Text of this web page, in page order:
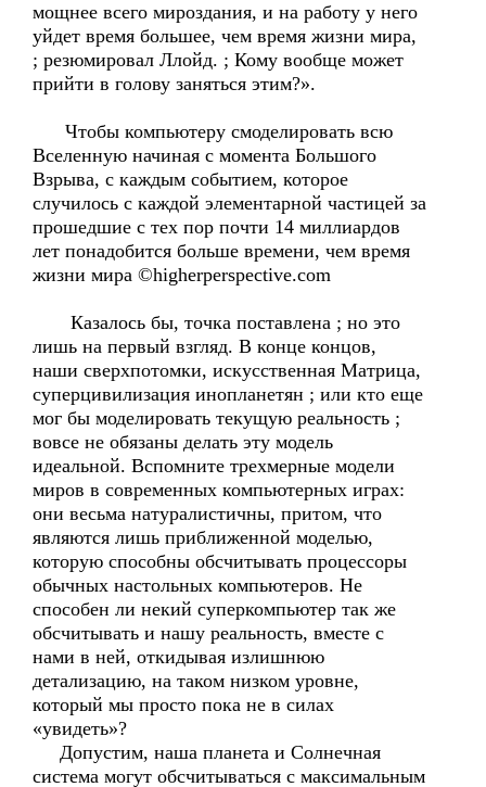
мощнее всего мироздания, и на работу у него
уйдет время большее, чем время жизни мира,
; резюмировал Ллойд. ; Кому вообще может
прийти в голову заняться этим?».
Чтобы компьютеру смоделировать всю
Вселенную начиная с момента Большого
Взрыва, с каждым событием, которое
случилось с каждой элементарной частицей за
прошедшие с тех пор почти 14 миллиардов
лет понадобится больше времени, чем время
жизни мира ©higherperspective.com
Казалось бы, точка поставлена ; но это
лишь на первый взгляд. В конце концов,
наши сверхпотомки, искусственная Матрица,
суперцивилизация инопланетян ; или кто еще
мог бы моделировать текущую реальность ;
вовсе не обязаны делать эту модель
идеальной. Вспомните трехмерные модели
миров в современных компьютерных играх:
они весьма натуралистичны, притом, что
являются лишь приближенной моделью,
которую способны обсчитывать процессоры
обычных настольных компьютеров. Не
способен ли некий суперкомпьютер так же
обсчитывать и нашу реальность, вместе с
нами в ней, откидывая излишнюю
детализацию, на таком низком уровне,
который мы просто пока не в силах
«увидеть»?
Допустим, наша планета и Солнечная
система могут обсчитываться с максимальным